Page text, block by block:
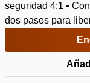
seguridad 4:1 •
dos pasos para